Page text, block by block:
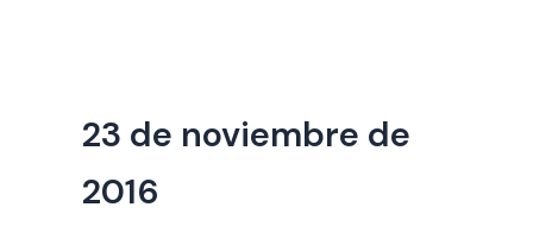
23 de noviembre de
2016